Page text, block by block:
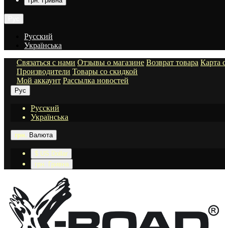
Русский
Українська
Связаться с нами Отзывы о магазине Возврат товара Карта
Производители Товары со скидкой
Мой аккаунт Рассылка новостей
Рус
Русский
Українська
грн. Валюта
$ US Dollar
грн. Гривна